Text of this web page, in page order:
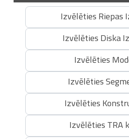
Izvēlēties Riepas
Izvēlēties Diska
Izvēlēties
Izvēlēties
Izvēlēties
Izvēlēties TRA